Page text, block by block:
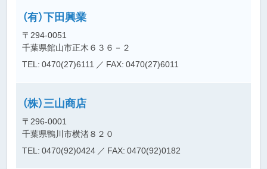
（有）下田興業
〒294-0051
千葉県館山市正木６３６－２
TEL: 0470(27)6111 ／ FAX: 0470(27)6011
（株）三山商店
〒296-0001
千葉県鴨川市横渚８２０
TEL: 0470(92)0424 ／ FAX: 0470(92)0182